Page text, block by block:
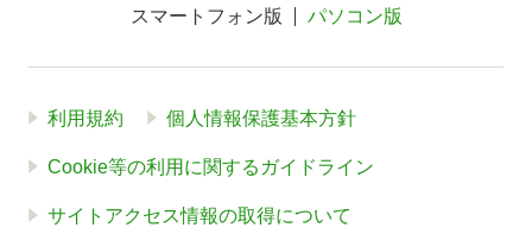
スマートフォン版 パソコン版
利用規約 個人情報保護基本方針
Cookie等の利用に関するガイドライン
サイトアクセス情報の取得について